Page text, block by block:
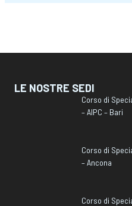
LE NOSTRE SEDI
Corso di
– AIPC – Bari
Corso di
– Ancona
Corso di